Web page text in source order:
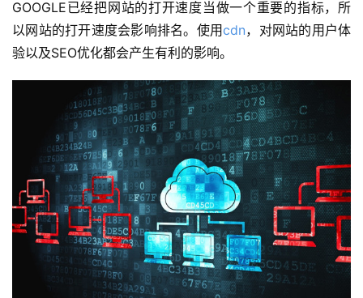
GOOGLE已经把网站的打开速度当做一个重要的指标，所
以网站的打开速度会影响排名。使用cdn，对网站的用户体
验以及SEO优化都会产生有利的影响。